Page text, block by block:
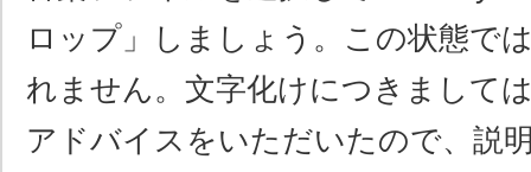
ロップ」しましょう。この状態で
れません。文字化けにつきまして
アドバイスをいただいたので、説